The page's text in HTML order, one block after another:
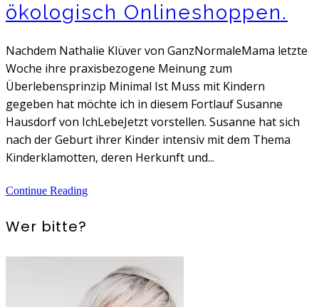
ökologisch Onlineshoppen.
Nachdem Nathalie Klüver von GanzNormaleMama letzte
Woche ihre praxisbezogene Meinung zum
Überlebensprinzip Minimal Ist Muss mit Kindern
gegeben hat möchte ich in diesem Fortlauf Susanne
Hausdorf von IchLebeJetzt vorstellen. Susanne hat sich
nach der Geburt ihrer Kinder intensiv mit dem Thema
Kinderklamotten, deren Herkunft und...
Continue Reading
Wer bitte?